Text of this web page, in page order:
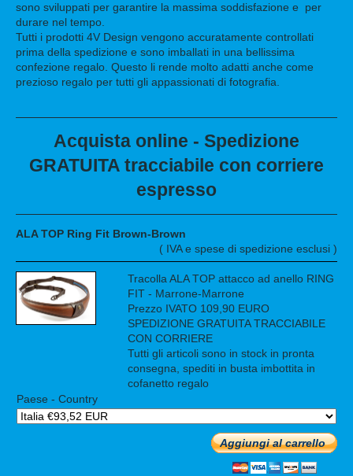
sono sviluppati per garantire la massima soddisfazione e per
durare nel tempo.
Tutti i prodotti 4V Design vengono accuratamente controllati
prima della spedizione e sono imballati in una bellissima
confezione regalo. Questo li rende molto adatti anche come
prezioso regalo per tutti gli appassionati di fotografia.
Acquista online - Spedizione
GRATUITA tracciabile con corriere
espresso
ALA TOP Ring Fit Brown-Brown
( IVA e spese di spedizione esclusi )
Tracolla ALA TOP attacco ad anello RING
FIT - Marrone-Marrone
Prezzo IVATO 109,90 EURO
SPEDIZIONE GRATUITA TRACCIABILE
CON CORRIERE
Tutti gli articoli sono in stock in pronta
consegna, spediti in busta imbottita in
cofanetto regalo
Paese - Country
Aggiungi al carrello